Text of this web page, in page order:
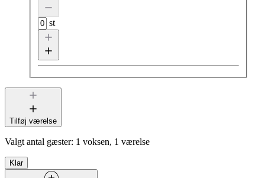
st
Tilføj værelse
Valgt antal gæster: 1 voksen, 1 værelse
Klar